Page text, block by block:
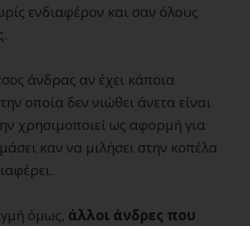
ενδιαφέρον και σαν όλους
άνδρας αν έχει κάποια
οποία δεν νιώθει άνετα είναι
χρησιμοποιεί ως αφορμή για
καν να μιλήσει στην κοπέλα
όμως, άλλοι άνδρες που